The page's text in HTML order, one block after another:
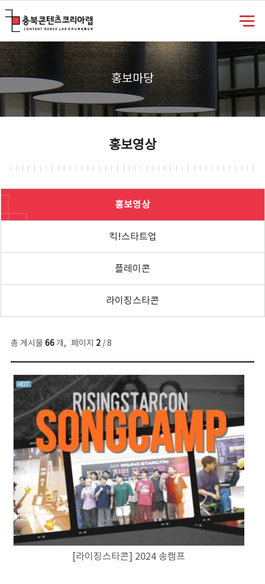
홍보마당
홍보영상
홍보영상
킥!스타트업
플레이콘
라이징스타콘
총 게시물 66개, 페이지 2/ 8
[라이징스타콘] 2024 송캠프